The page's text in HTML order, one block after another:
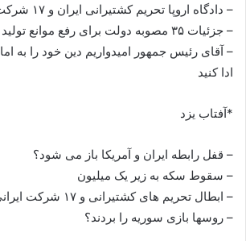
– دادگاه اروپا تحریم کشتیرانی ایران و ۱۷ شرکت را لغو کرد
– جزئیات ۳۵ مصوبه دولت برای رفع موانع تولید درکوتاه مدت
– آقای رئیس جمهور امیدواریم دین خود را به
ادا کنید
*آفتاب یزد
– قفل رابطه ایران و آمریکا باز می شود؟
– سقوط سکه به زیر یک میلیون
– ابطال تحریم های کشتیرانی و ۱۷ شرکت ایرانی
– روسها بازی سوریه را بردند؟